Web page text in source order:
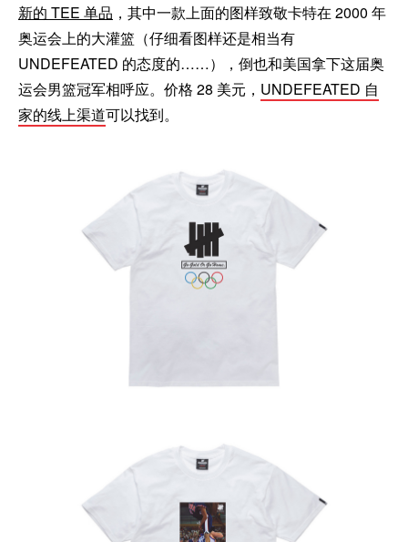
新的 TEE 单品 ，其中一款上面的图样致敬卡特在 2000 年
奥运会上的大灌篮（仔细看图样还是相当有
UNDEFEATED 的态度的……），倒也和美国拿下这届奥
运会男篮冠军相呼应。价格 28 美元， UNDEFEATED 自
家的线上渠道可以找到。